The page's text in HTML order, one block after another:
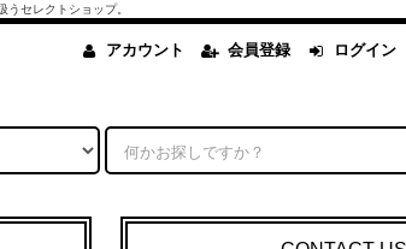
セレクトショップ。
アカウント 会員登録 ログイン